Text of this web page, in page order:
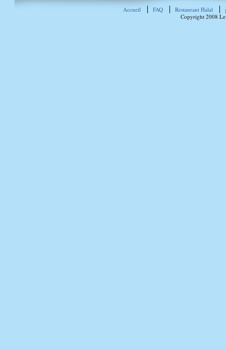
Accueil FAQ Restaurant Halal
Copyright 2008